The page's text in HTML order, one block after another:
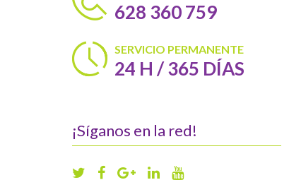
628 360 759
SERVICIO PERMANENTE
24 H / 365 DÍAS
¡Síganos en la red!